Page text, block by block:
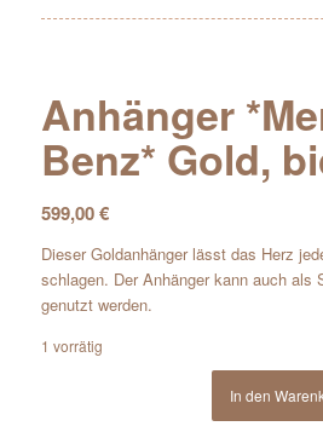
Anhänger
Benz* Gold,
599,00€
Dieser Goldanhänger lässt das Herz
schlagen. Der Anhänger kann auch als
genutzt werden.
1 vorrätig
In den